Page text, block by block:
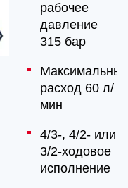
рабочее
давление
315 бар
расход 60 л/
мин
4/3-, 4/2- или
3/2-ходовое
исполнение